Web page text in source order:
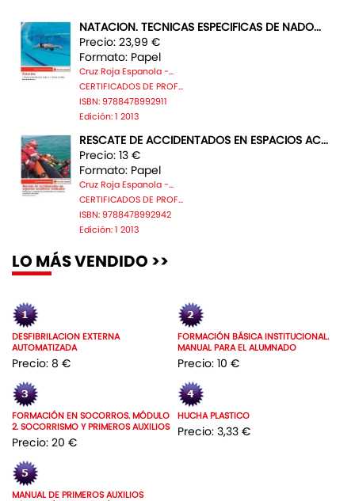
NATACION. TECNICAS ESPECIFICAS DE NADO...
Precio: 23,99 €
Formato: Papel
Cruz Roja Espanola -...
CERTIFICADOS DE PROF...
ISBN: 9788478992911
Edición: 1 2013
RESCATE DE ACCIDENTADOS EN ESPACIOS AC...
Precio: 13 €
Formato: Papel
Cruz Roja Espanola -...
CERTIFICADOS DE PROF...
ISBN: 9788478992942
Edición: 1 2013
LO MÁS VENDIDO >>
DESFIBRILACION EXTERNA
AUTOMATIZADA
Precio: 8 €
FORMACIÓN BÁSICA INSTITUCIONAL.
MANUAL PARA EL ALUMNADO
Precio: 10 €
FORMACIÓN EN SOCORROS. MÓDULO
2. SOCORRISMO Y PRIMEROS AUXILIOS
Precio: 20 €
HUCHA PLASTICO
Precio: 3,33 €
MANUAL DE PRIMEROS AUXILIOS